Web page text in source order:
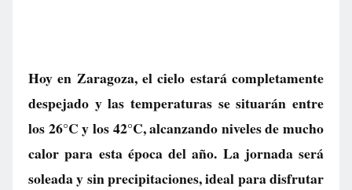
Hoy en Zaragoza, el cielo estará completamente
despejado y las temperaturas se situarán entre
los 26°C y los 42°C, alcanzando niveles de mucho
calor para esta época del año. La jornada será
soleada y sin precipitaciones, ideal para disfrutar